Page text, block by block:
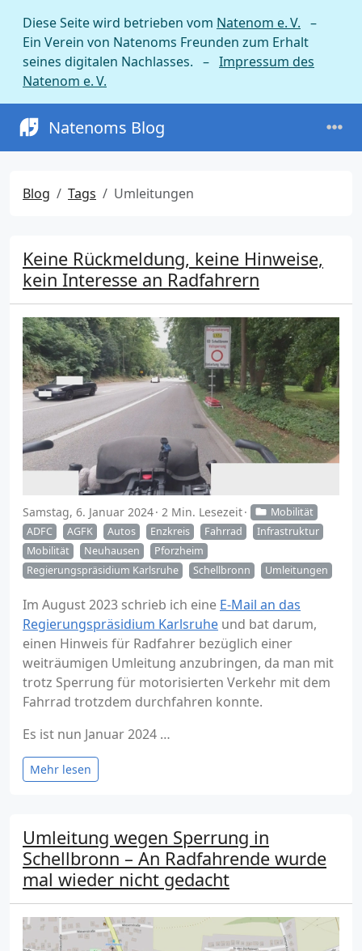
Diese Seite wird betrieben vom Natenom e. V. –
Ein Verein von Natenoms Freunden zum Erhalt
seines digitalen Nachlasses. – Impressum des
Natenom e. V.
Natenoms Blog
Blog Tags Umleitungen
Keine Rückmeldung, keine Hinweise,
kein Interesse an Radfahrern
Samstag, 6. Januar 2024 2 Min. Lesezeit
Mobilität
ADFC
AGFK Autos Enzkreis Fahrrad
Infrastruktur
Mobilität
Neuhausen
Pforzheim
Regierungspräsidium Karlsruhe
Schellbronn Umleitungen
Im August 2023 schrieb ich eine E-Mail an das
Regierungspräsidium Karlsruhe und bat darum,
einen Hinweis für Radfahrer bezüglich einer
weiträumigen Umleitung anzubringen, da man mit
trotz Sperrung für motorisierten Verkehr mit dem
Fahrrad trotzdem durchfahren konnte.
Es ist nun Januar 2024 …
Mehr lesen
Umleitung wegen Sperrung in
Schellbronn – An Radfahrende wurde
mal wieder nicht gedacht